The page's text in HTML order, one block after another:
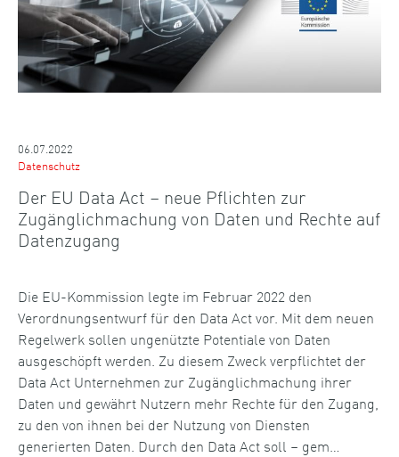
06.07.2022
Datenschutz
Der EU Data Act – neue Pflichten zur
Zugänglichmachung von Daten und Rechte auf
Datenzugang
Die EU-Kommission legte im Februar 2022 den
Verordnungsentwurf für den Data Act vor. Mit dem neuen
Regelwerk sollen ungenützte Potentiale von Daten
ausgeschöpft werden. Zu diesem Zweck verpflichtet der
Data Act Unternehmen zur Zugänglichmachung ihrer
Daten und gewährt Nutzern mehr Rechte für den Zugang,
zu den von ihnen bei der Nutzung von Diensten
generierten Daten. Durch den Data Act soll – gem…